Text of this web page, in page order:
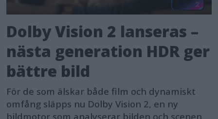
Dolby Vision 2 lanseras –
nästa generation HDR ger
bättre bild
För de som älskar både film och dynamiskt
omfång släpps nu Dolby Vision 2, en ny